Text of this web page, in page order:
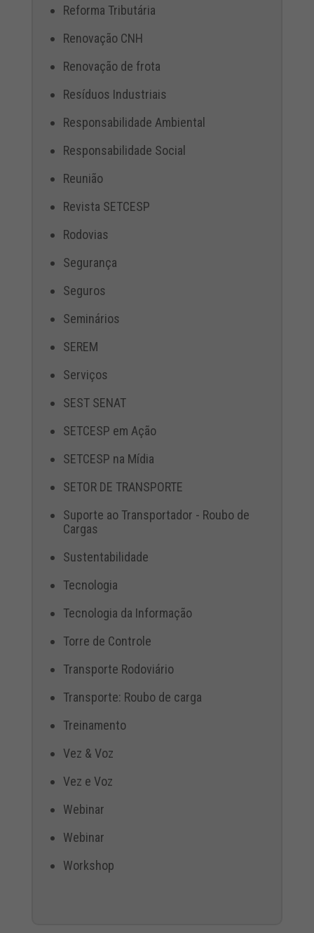
Reforma Tributária
Renovação CNH
Renovação de frota
Resíduos Industriais
Responsabilidade Ambiental
Responsabilidade Social
Reunião
Revista SETCESP
Rodovias
Segurança
Seguros
Seminários
SEREM
Serviços
SEST SENAT
SETCESP em Ação
SETCESP na Mídia
SETOR DE TRANSPORTE
Suporte ao Transportador - Roubo de
Cargas
Sustentabilidade
Tecnologia
Tecnologia da Informação
Torre de Controle
Transporte Rodoviário
Transporte: Roubo de carga
Treinamento
Vez & Voz
Vez e Voz
Webinar
Webinar
Workshop